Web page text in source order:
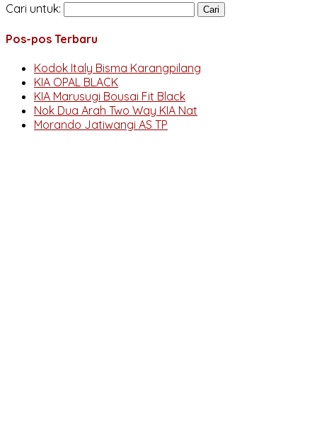
Cari untuk:
Pos-pos Terbaru
Kodok Italy Bisma Karangpilang
KIA OPAL BLACK
KIA Marusugi Bousai Fit Black
Nok Dua Arah Two Way KIA Nat
Morando Jatiwangi AS TP